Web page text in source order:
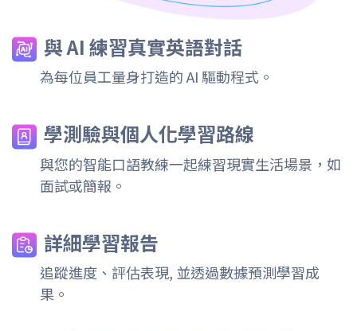
與 AI 練習真實英語對話
為每位員工量身打造的 AI 驅動程式。
學測驗與個人化學習路線
與您的智能口語教練一起練習現實生活場景，如
面試或簡報。
詳細學習報告
追蹤進度、評估表現, 並透過數據預測學習成
果。